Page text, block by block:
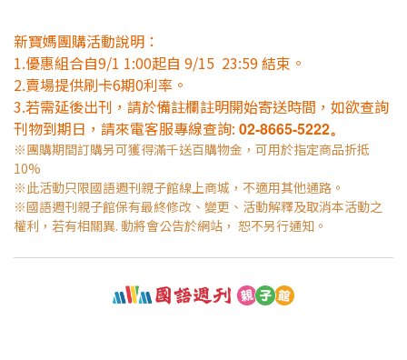
新寶媽團購活動說明：
1.優惠組合自9/1 1:00起自 9/15 23:59 結束。
2.賣場提供刷卡6期0利率。
3.若需延後出刊，請於備註欄註明開始寄送時間，如欲查詢
刊物到期日，請來電客服專線查詢: 02-8665-5222。
※團購期間訂購另可獲得滿千送百購物金，可用於指定商品折抵
10%
※此活動只限國語週刊親子館線上商城，不適用其他通路。
※國語週刊親子館保有最終修改、變更、活動解釋及取消本活動之
權利，若有相關異. 動將會公告於網站， 恕不另行通知。